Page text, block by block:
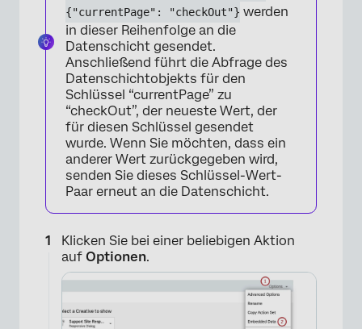
{"currentPage": "checkOut"} werden
in dieser Reihenfolge an die
Datenschicht gesendet.
Anschließend führt die Abfrage des
Datenschichtobjekts für den
Schlüssel “currentPage” zu
“checkOut”, der neueste Wert, der
für diesen Schlüssel gesendet
wurde. Wenn Sie möchten, dass ein
anderer Wert zurückgegeben wird,
senden Sie dieses Schlüssel-Wert-
Paar erneut an die Datenschicht.
Klicken Sie bei einer beliebigen Aktion
auf Optionen.